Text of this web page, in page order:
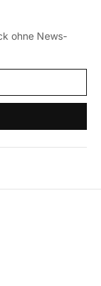
ohne News-